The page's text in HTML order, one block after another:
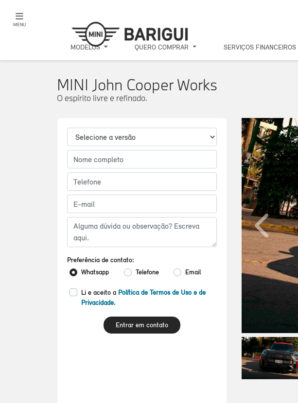
MENU
MODELOS QUERO COMPRAR SERVIÇOS FINANCEIROS
MINI John Cooper Works
O espírito livre e refinado.
Preferência de contato:
Whatsapp
Telefone Email
Li e aceito a Política de Termos de Uso e de
Privacidade.
Entrar em contato
Anterior